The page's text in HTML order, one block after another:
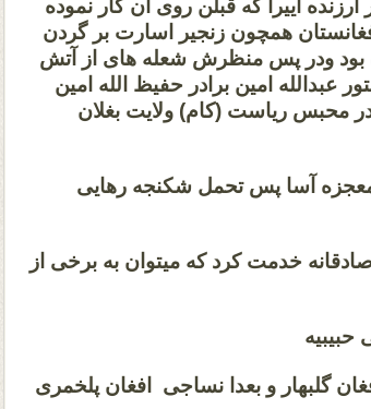
اییرا که قبلن روی آن کار نموده
همچون زنجیر اسارت بر گردن
بود ودر پس منظرش شعله های از آتش
امین برادر حفیظ الله امین
محبس ریاست (کام) ولایت بغلان
آسا پس تحمل شکنجه رهایی
خدمت کرد که میتوان به برخی از
حبیبیه
گلبهار و بعدا نساجی افغان پلخمری